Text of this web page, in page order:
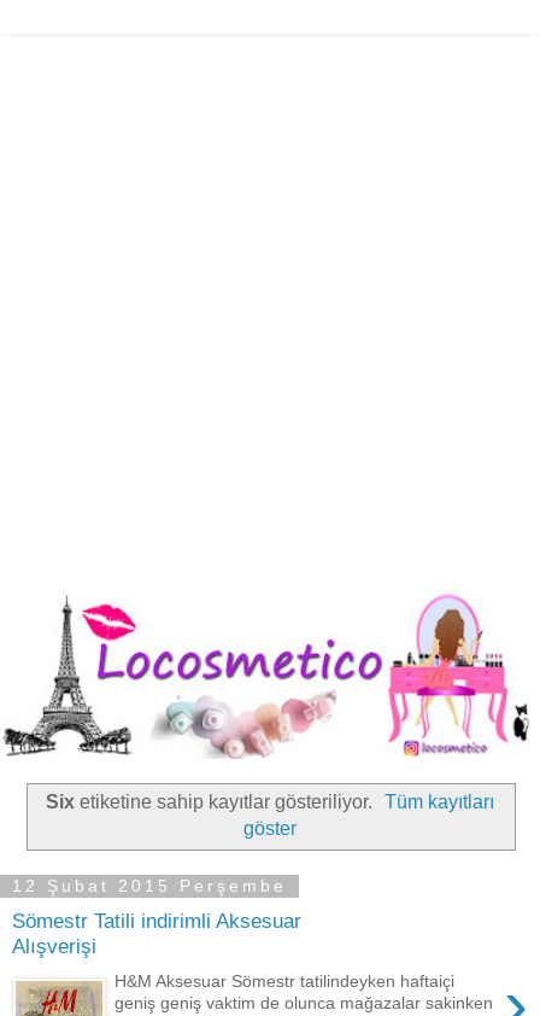
Sixetiketine sahip kayıtlar gösteriliyor.
Tüm kayıtları
göster
12 Şubat 2015 Perşembe
Sömestr Tatili indirimli Aksesuar
Alışverişi
H&M Aksesuar Sömestr tatilindeyken haftaiçi
geniş geniş vaktim de olunca mağazalar sakinken